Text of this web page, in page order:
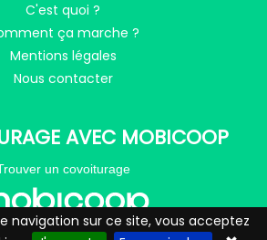
C'est quoi ?
ça marche ?
Mentions légales
Nous contacter
AVEC MOBICOOP
un covoiturage
navigation sur ce site, vous acceptez